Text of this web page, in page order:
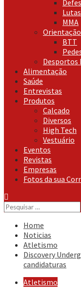
MMA
Orientação
BTT
Desportos
Alimentação
Saúde
Entrevistas
Produtos
Calçado
Diversos
High Tech
Vestuário
Eventos
Revistas
Empresas
Fotos da sua
Pesquisar
por:
Home
Noticias
Atletismo
Discovery
candidaturas
Atletismo